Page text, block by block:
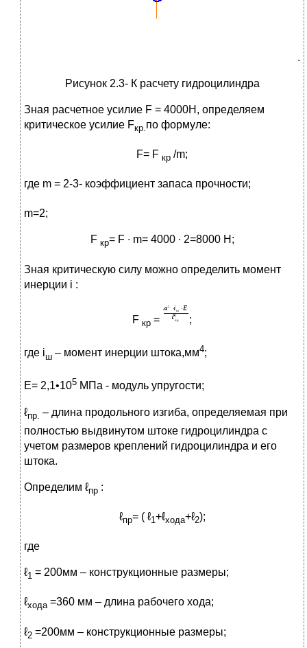
.
Рисунок 2.3- К расчету гидроцилиндра
Зная расчетное усилие F = 4000H, определяем
критическое усилие Fкр.по формуле:
F= F кр /m;
где m = 2-3- коэффициент запаса прочности;
m=2;
F кр= F ∙ m= 4000 ∙ 2=8000 H;
Зная критическую силу можно определить момент
инерции i :
F кр = ;
где iш – момент инерции штока,мм4;
Е= 2,1•105 МПа - модуль упругости;
ℓпр. – длина продольного изгиба, определяемая при
полностью выдвинутом штоке гидроцилиндра с
учетом размеров креплений гидроцилиндра и его
штока.
Определим ℓпр :
ℓпр= ( ℓ1+ℓхода+ℓ2);
где
ℓ1 = 200мм – конструкционные размеры;
ℓхода =360 мм – длина рабочего хода;
ℓ2 =200мм – конструкционные размеры;